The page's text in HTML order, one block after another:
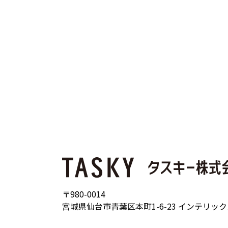
〒980-0014
宮城県仙台市青葉区本町1-6-23 インテリッ